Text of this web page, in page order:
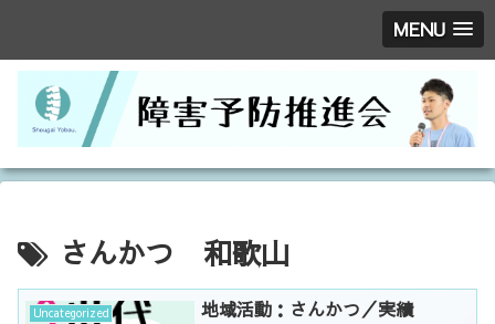
MENU
さんかつ 和歌山
Uncategorized 地域活動：さんかつ／実績